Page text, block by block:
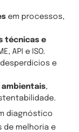
em processos,
técnicas e
API e ISO.
e
ambientais,
diagnóstico
de melhoria e